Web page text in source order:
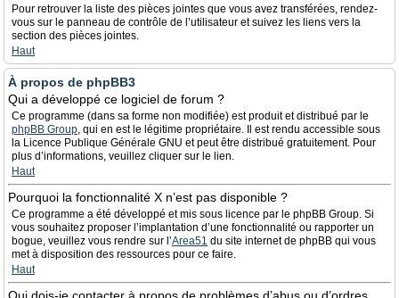
Pour retrouver la liste des pièces jointes que vous avez transférées, rendez-
vous sur le panneau de contrôle de l’utilisateur et suivez les liens vers la
section des pièces jointes.
Haut
À propos de phpBB3
Qui a développé ce logiciel de forum ?
Ce programme (dans sa forme non modifiée) est produit et distribué par le
phpBB Group, qui en est le légitime propriétaire. Il est rendu accessible sous
la Licence Publique Générale GNU et peut être distribué gratuitement. Pour
plus d’informations, veuillez cliquer sur le lien.
Haut
Pourquoi la fonctionnalité X n’est pas disponible ?
Ce programme a été développé et mis sous licence par le phpBB Group. Si
vous souhaitez proposer l’implantation d’une fonctionnalité ou rapporter un
bogue, veuillez vous rendre sur l’Area51 du site internet de phpBB qui vous
met à disposition des ressources pour ce faire.
Haut